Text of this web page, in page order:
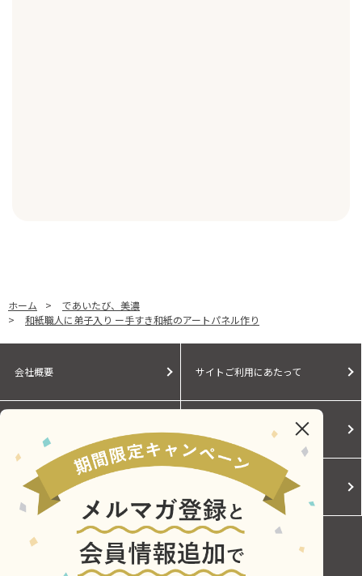
ホーム >
であいたび、美濃
>
和紙職人に弟子入り ー手すき和紙のアートパネル作り
会社概要 サイトご利用にあたって
Cookieポリシー ご利用規約
お問い合わせ